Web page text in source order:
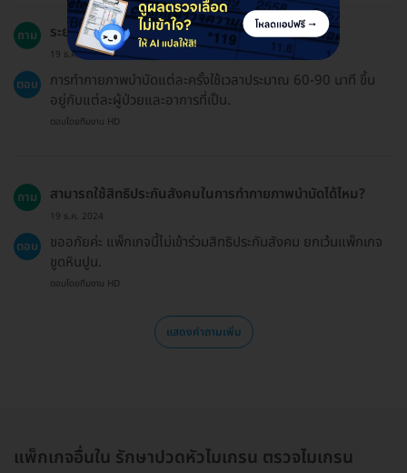
ถาม ระยะเวลาของการทำกายภาพบำบัดนานเท่าไหร่?
19 ธ.ค. 2024
ตอบ
การทำกายภาพบำบัดแต่ละครั้งใช้เวลาประมาณ 60-90 นาที ขึ้น
อยู่กับแต่ละผู้ป่วยและอาการที่เป็น.
ตอบโดยทีมงาน HD
ถาม สามารถใช้สิทธิประกันสังคมในการทำกายภาพบำบัดได้ไหม?
19 ธ.ค. 2024
ตอบ
ขออภัยค่ะ แพ็กเกจนี้ไม่เข้าร่วมสิทธิประกันสังคม ยกเว้นแพ็กเกจ
ขูดหินปูน.
ตอบโดยทีมงาน HD
แสดงคำถามเพิ่ม
แพ็กเกจอื่นใน รักษาปวดหัวไมเกรน ตรวจไมเกรน